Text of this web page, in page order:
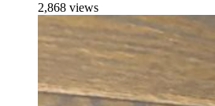
2,868 views